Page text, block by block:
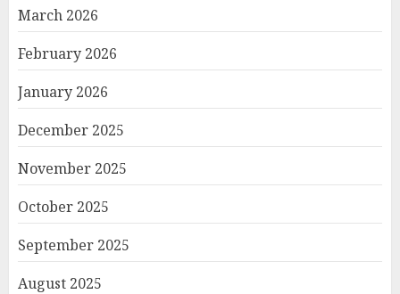
March 2026
February 2026
January 2026
December 2025
November 2025
October 2025
September 2025
August 2025